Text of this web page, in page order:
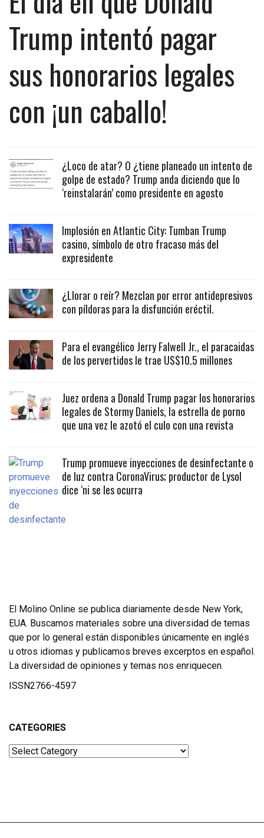
Trump intentó pagar
sus honorarios legales
con ¡un caballo!
¿Loco de atar? O ¿tiene planeado un intento de
golpe de estado? Trump anda diciendo que lo
‘reinstalarán’ como presidente en agosto
Implosión en Atlantic City: Tumban Trump
casino, símbolo de otro fracaso más del
expresidente
¿Llorar o reír? Mezclan por error antidepresivos
con píldoras para la disfunción eréctil.
Para el evangélico Jerry Falwell Jr., el paracaidas
de los pervertidos le trae US$10.5 millones
Juez ordena a Donald Trump pagar los honorarios
legales de Stormy Daniels, la estrella de porno
que una vez le azotó el culo con una revista
Trump promueve inyecciones de desinfectante o
de luz contra CoronaVirus; productor de Lysol
dice ‘ni se les ocurra
El Molino Online se publica diariamente desde New York,
EUA. Buscamos materiales sobre una diversidad de temas
que por lo general están disponibles únicamente en inglés
u otros idiomas y publicamos breves excerptos en español.
La diversidad de opiniones y temas nos enriquecen.
ISSN2766-4597
CATEGORIES
Categories